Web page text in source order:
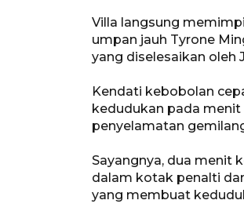
Villa langsung
umpan jauh Tyrone
yang diselesaikan oleh
Kendati kebobolan
kedudukan pada
penyelamatan
Sayangnya, dua menit
dalam kotak penalti
yang membuat